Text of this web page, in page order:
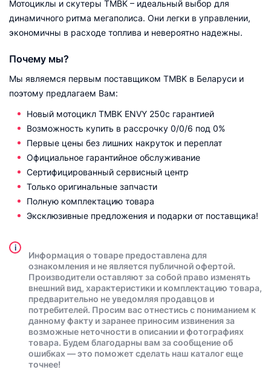
Мотоциклы и скутеры TMBK – идеальный выбор для
динамичного ритма мегаполиса. Они легки в управлении,
экономичны в расходе топлива и невероятно надежны.
Почему мы?
Мы являемся первым поставщиком TMBK в Беларуси и
поэтому предлагаем Вам:
Новый мотоцикл TMBK ENVY 250с гарантией
Возможность купить в рассрочку 0/0/6 под 0%
Первые цены без лишних накруток и переплат
Официальное гарантийное обслуживание
Сертифицированный сервисный центр
Только оригинальные запчасти
Полную комплектацию товара
Эксклюзивные предложения и подарки от поставщика!
i
Информация о товаре предоставлена для
ознакомления и не является публичной офертой.
Производители оставляют за собой право изменять
внешний вид, характеристики и комплектацию товара,
предварительно не уведомляя продавцов и
потребителей. Просим вас отнестись с пониманием к
данному факту и заранее приносим извинения за
возможные неточности в описании и фотографиях
товара. Будем благодарны вам за сообщение об
ошибках — это поможет сделать наш каталог еще
точнее!